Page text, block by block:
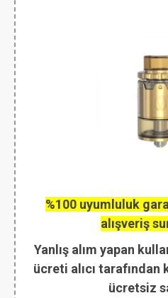
%100 uyumluluk
alışveriş
Yanlış alım yapan
ücreti alıcı tarafından
ücretsiz